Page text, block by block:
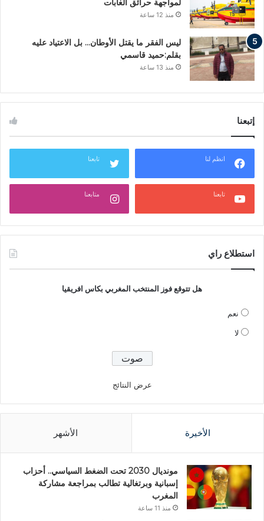
لمواجهة حرائق الغابات
منذ 12 ساعة
ليس الفقر ما يقتل الأوطان… بل الاعتياد عليه
بقلم:حميد قاسمي
منذ 13 ساعة
إتبعنا
انظم لنا تابعنا
تابعنا متابعنا
استطلاع راي
هل تتوقع فوز المنتخب المغربي بكاس افريقيا
نعم
لا
عرض النتائج
الأخيرة الأشهر
مونديال 2030 تحت الضغط السياسي.. أحزاب
إسبانية وبرتغالية تطالب بمراجعة مشاركة
المغرب
منذ 11 ساعة